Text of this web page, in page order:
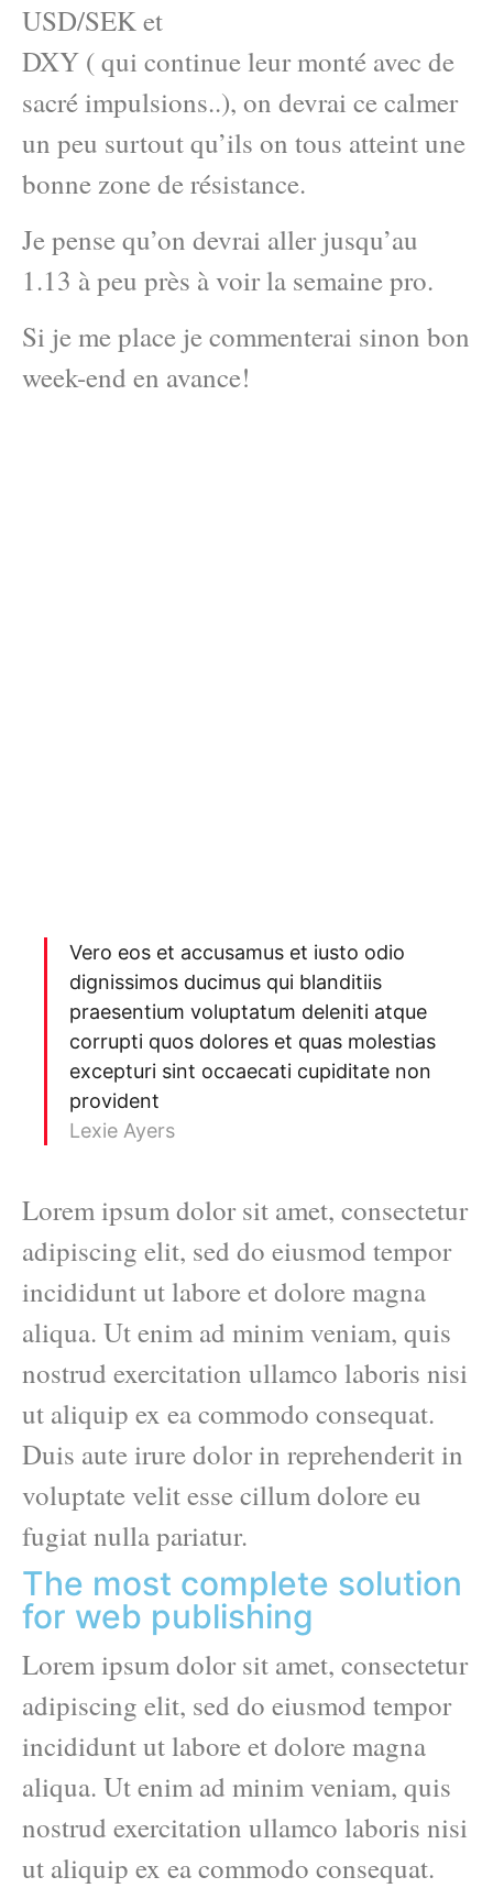
USD/SEK et
DXY ( qui continue leur monté avec de
sacré impulsions..), on devrai ce calmer
un peu surtout qu’ils on tous atteint une
bonne zone de résistance.
Je pense qu’on devrai aller jusqu’au
1.13 à peu près à voir la semaine pro.
Si je me place je commenterai sinon bon
week-end en avance!
Vero eos et accusamus et iusto odio
dignissimos ducimus qui blanditiis
praesentium voluptatum deleniti atque
corrupti quos dolores et quas molestias
excepturi sint occaecati cupiditate non
provident
Lexie Ayers
Lorem ipsum dolor sit amet, consectetur
adipiscing elit, sed do eiusmod tempor
incididunt ut labore et dolore magna
aliqua. Ut enim ad minim veniam, quis
nostrud exercitation ullamco laboris nisi
ut aliquip ex ea commodo consequat.
Duis aute irure dolor in reprehenderit in
voluptate velit esse cillum dolore eu
fugiat nulla pariatur.
The most complete solution
for web publishing
Lorem ipsum dolor sit amet, consectetur
adipiscing elit, sed do eiusmod tempor
incididunt ut labore et dolore magna
aliqua. Ut enim ad minim veniam, quis
nostrud exercitation ullamco laboris nisi
ut aliquip ex ea commodo consequat.